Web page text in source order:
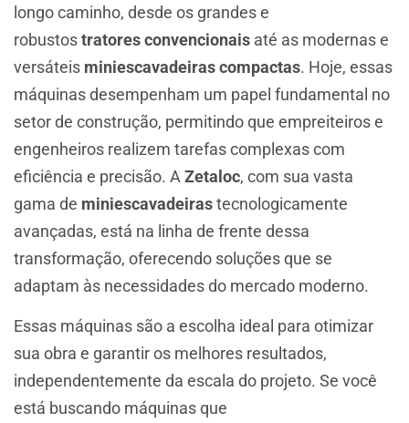
longo caminho, desde os grandes e
robustostratores convencionais até as modernas e
versáteis miniescavadeiras compactas. Hoje, essas
máquinas desempenham um papel fundamental no
setor de construção, permitindo que empreiteiros e
engenheiros realizem tarefas complexas com
eficiência e precisão. A Zetaloc, com sua vasta
gama de miniescavadeirastecnologicamente
avançadas, está na linha de frente dessa
transformação, oferecendo soluções que se
adaptam às necessidades do mercado moderno.
Essas máquinas são a escolha ideal para otimizar
sua obra e garantir os melhores resultados,
independentemente da escala do projeto. Se você
está buscando máquinas que